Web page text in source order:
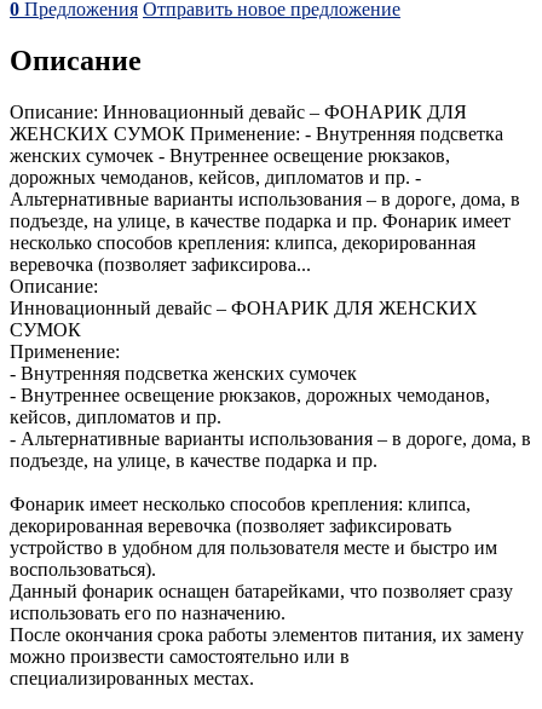
0 Предложения Отправить новое предложение
Описание
Описание: Инновационный девайс – ФОНАРИК ДЛЯ
ЖЕНСКИХ СУМОК Применение: - Внутренняя подсветка
женских сумочек - Внутреннее освещение рюкзаков,
дорожных чемоданов, кейсов, дипломатов и пр. -
Альтернативные варианты использования – в дороге, дома, в
подъезде, на улице, в качестве подарка и пр. Фонарик имеет
несколько способов крепления: клипса, декорированная
веревочка (позволяет зафиксирова...
Описание:
Инновационный девайс – ФОНАРИК ДЛЯ ЖЕНСКИХ
СУМОК
Применение:
- Внутренняя подсветка женских сумочек
- Внутреннее освещение рюкзаков, дорожных чемоданов,
кейсов, дипломатов и пр.
- Альтернативные варианты использования – в дороге, дома, в
подъезде, на улице, в качестве подарка и пр.
Фонарик имеет несколько способов крепления: клипса,
декорированная веревочка (позволяет зафиксировать
устройство в удобном для пользователя месте и быстро им
воспользоваться).
Данный фонарик оснащен батарейками, что позволяет сразу
использовать его по назначению.
После окончания срока работы элементов питания, их замену
можно произвести самостоятельно или в
специализированных местах.